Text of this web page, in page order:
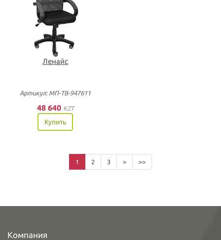
Ленайс
Артикул: МП-ТВ-947611
48 640 KZT
Купить
1 2 3 > >>
Компания